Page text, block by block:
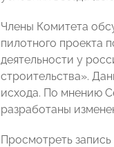
Члены Комитета
пилотного проекта
деятельности у
строительства».
исхода. По мнению
разработаны
Просмотреть